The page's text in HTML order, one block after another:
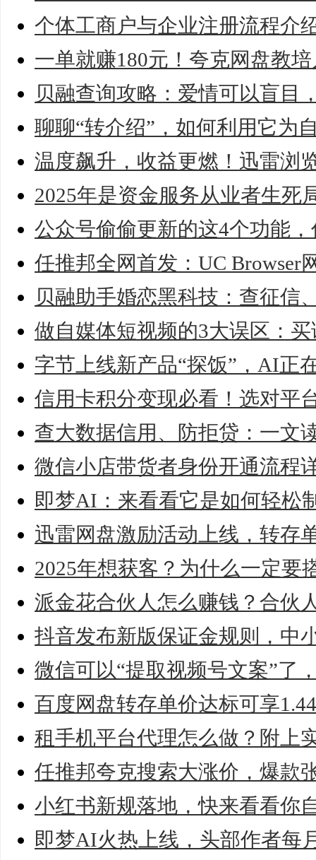
个体工商户与企业注册流程介
一单就赚180元！夸克网盘教
贝融查询攻略：爱情可以盲目
聊聊“转介绍”，如何利用它为
温度飙升，收益更燃！迅雷浏
2025年是资金服务从业者生死
公众号偷偷更新的这4个功能
任推邦全网首发：UC Browser
贝融助手婚恋黑科技：查征信
做自媒体短视频的3大误区：
字节上线新产品“探饭”，AI正
信用卡积分变现必看！选对平
查大数据信用、防拒贷：一文
微信小店带货者身份开通流程
即梦AI：来看看它是如何轻松
迅雷网盘激励活动上线，转存
2025年想获客？为什么一定要
派金花合伙人怎么赚钱？合伙
抖音发布新版保证金规则，中
微信可以“提取视频号文案”了
百度网盘转存单价达标可享
租手机平台代理怎么做？附上
任推邦夸克搜索大涨价，爆款
小红书新规落地，快来看看你
即梦AI火热上线，头部作者每